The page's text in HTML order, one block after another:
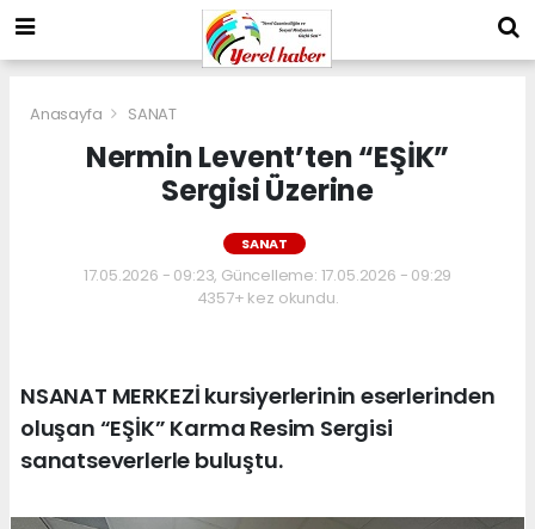
Anasayfa SANAT
Nermin Levent’ten “EŞİK”
Sergisi Üzerine
SANAT
17.05.2026 - 09:23, Güncelleme: 17.05.2026 - 09:29
4357+ kez okundu.
NSANAT MERKEZİ kursiyerlerinin eserlerinden
oluşan “EŞİK” Karma Resim Sergisi
sanatseverlerle buluştu.